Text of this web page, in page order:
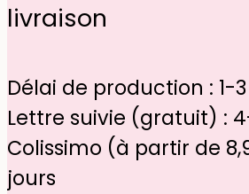
livraison
Délai de production : 1-
Lettre suivie (gratuit) :
Colissimo (à partir de
jours